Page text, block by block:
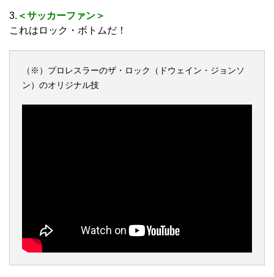
3. ＜サッカーファン＞
これはロック・ボトムだ！
（※）プロレスラーのザ・ロック（ドウェイン・ジョンソ
ン）のオリジナル技